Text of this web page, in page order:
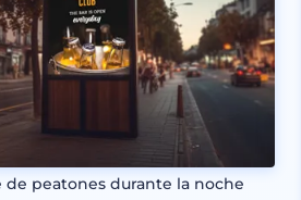
peatones durante la noche